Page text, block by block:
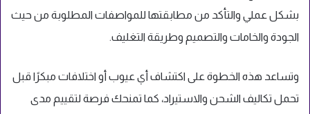
بشكل عملي والتأكد من مطابقتها للمواصفات المطلوبة من حيث
الجودة والخامات والتصميم وطريقة التغليف.
وتساعد هذه الخطوة على اكتشاف أي عيوب أو اختلافات مبكرًا قبل
تحمل تكاليف الشحن والاستيراد، كما تمنحك فرصة لتقييم مدى